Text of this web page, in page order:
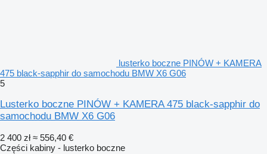
lusterko boczne PINÓW + KAMERA
475 black-sapphir do samochodu BMW X6 G06
5
Lusterko boczne PINÓW + KAMERA 475 black-sapphir do
samochodu BMW X6 G06
2 400 zł ≈ 556,40 €
Części kabiny - lusterko boczne